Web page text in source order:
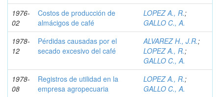
1976-
02
Costos de producción de
almácigos de café
LOPEZ A., R.;
GALLO C., A.
1978-
12
Pérdidas causadas por el
secado excesivo del café
ALVAREZ H., J.R.;
LOPEZ A., R.;
GALLO C., A.
1978-
08
Registros de utilidad en la
empresa agropecuaria
LOPEZ A., R.;
GALLO C., A.